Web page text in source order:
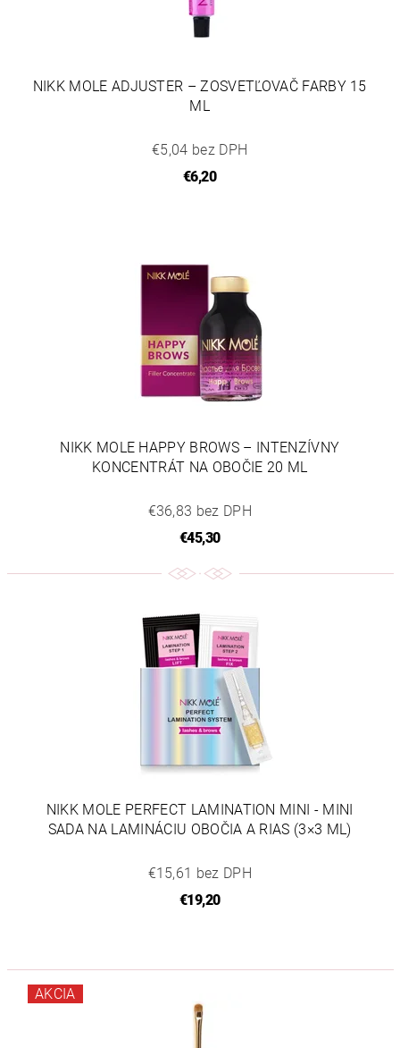
NIKK MOLE ADJUSTER – ZOSVETĽOVAČ FARBY 15
ML
€5,04 bez DPH
€6,20
NIKK MOLE HAPPY BROWS – INTENZÍVNY
KONCENTRÁT NA OBOČIE 20 ML
€36,83 bez DPH
€45,30
NIKK MOLE PERFECT LAMINATION MINI - MINI
SADA NA LAMINÁCIU OBOČIA A RIAS (3×3 ML)
€15,61 bez DPH
€19,20
AKCIA